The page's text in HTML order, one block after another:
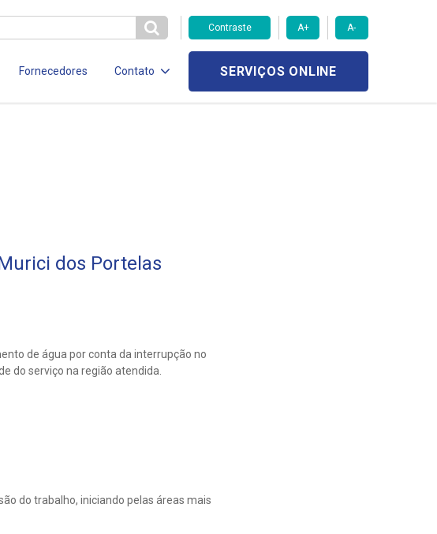
Contraste A+ A-
Fornecedores Contato SERVIÇOS ONLINE
dos Portelas
de água por conta da interrupção no
do serviço na região atendida.
do trabalho, iniciando pelas áreas mais